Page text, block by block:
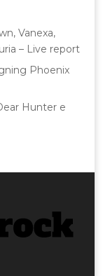
Vanexa,
– Live report
Phoenix
Hunter e